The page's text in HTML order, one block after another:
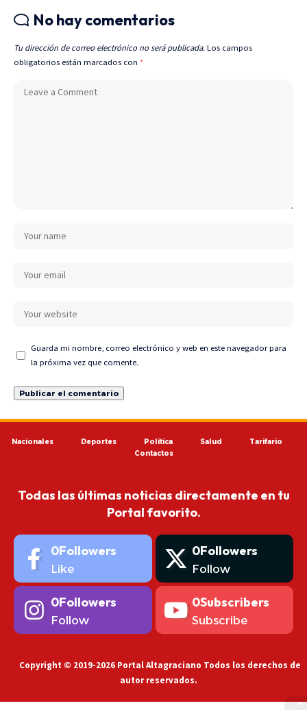
No hay comentarios
Tu dirección de correo electrónico no será publicada. Los campos
obligatorios están marcados con *
Guarda mi nombre, correo electrónico y web en este navegador para
la próxima vez que comente.
Nacionales Deportes Política Salud
Tarifario
Contactos
Todas las últimas noticias directamente en tu
Portal favorito.
0Followers
Like
0Followers
Follow
0Followers
Follow
0Subscribers
Subscribe
Copyright © 2019-2026 Portal Altagraciano Todos los derechos de
autor reservados.